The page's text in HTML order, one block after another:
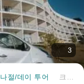
3
절/데이 투어